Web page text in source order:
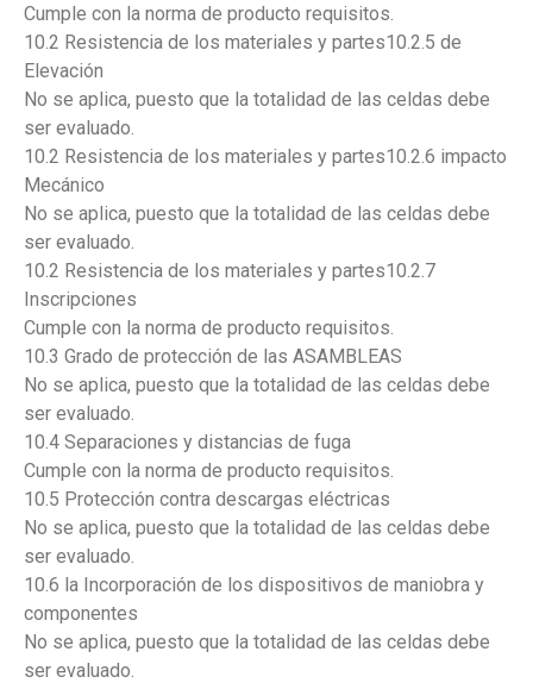
Cumple con la norma de producto requisitos.
10.2 Resistencia de los materiales y partes10.2.5 de
Elevación
No se aplica, puesto que la totalidad de las celdas debe
ser evaluado.
10.2 Resistencia de los materiales y partes10.2.6 impacto
Mecánico
No se aplica, puesto que la totalidad de las celdas debe
ser evaluado.
10.2 Resistencia de los materiales y partes10.2.7
Inscripciones
Cumple con la norma de producto requisitos.
10.3 Grado de protección de las ASAMBLEAS
No se aplica, puesto que la totalidad de las celdas debe
ser evaluado.
10.4 Separaciones y distancias de fuga
Cumple con la norma de producto requisitos.
10.5 Protección contra descargas eléctricas
No se aplica, puesto que la totalidad de las celdas debe
ser evaluado.
10.6 la Incorporación de los dispositivos de maniobra y
componentes
No se aplica, puesto que la totalidad de las celdas debe
ser evaluado.